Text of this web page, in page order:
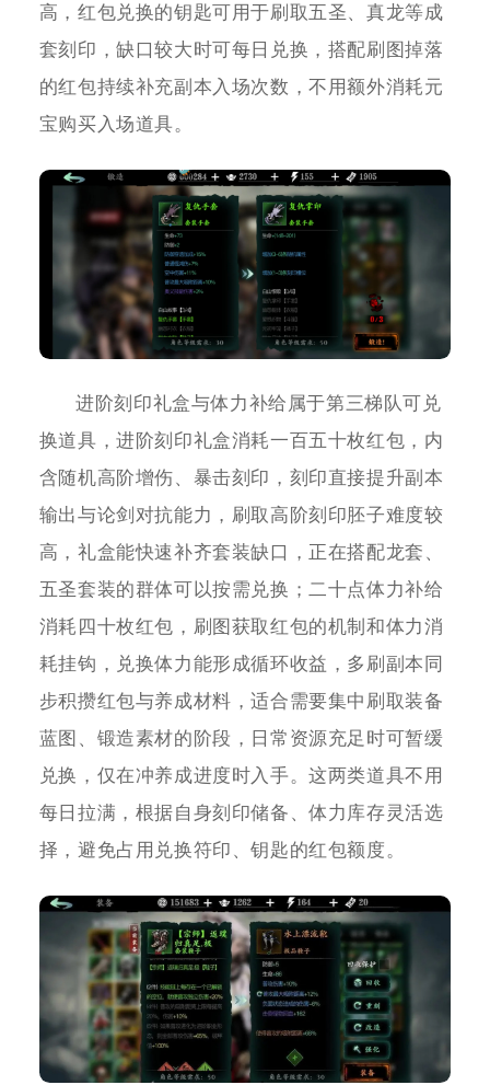
高，红包兑换的钥匙可用于刷取五圣、真龙等成
套刻印，缺口较大时可每日兑换，搭配刷图掉落
的红包持续补充副本入场次数，不用额外消耗元
宝购买入场道具。
进阶刻印礼盒与体力补给属于第三梯队可兑
换道具，进阶刻印礼盒消耗一百五十枚红包，内
含随机高阶增伤、暴击刻印，刻印直接提升副本
输出与论剑对抗能力，刷取高阶刻印胚子难度较
高，礼盒能快速补齐套装缺口，正在搭配龙套、
五圣套装的群体可以按需兑换；二十点体力补给
消耗四十枚红包，刷图获取红包的机制和体力消
耗挂钩，兑换体力能形成循环收益，多刷副本同
步积攒红包与养成材料，适合需要集中刷取装备
蓝图、锻造素材的阶段，日常资源充足时可暂缓
兑换，仅在冲养成进度时入手。这两类道具不用
每日拉满，根据自身刻印储备、体力库存灵活选
择，避免占用兑换符印、钥匙的红包额度。